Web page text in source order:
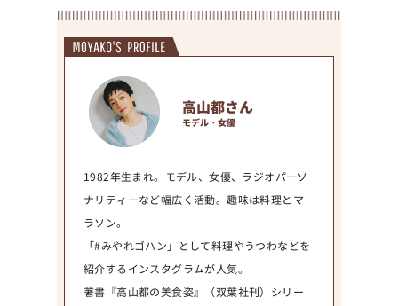
高山都さん
モデル・女優
1982年生まれ。モデル、女優、ラジオパーソ
ナリティーなど幅広く活動。趣味は料理とマ
ラソン。
「#みやれゴハン」として料理やうつわなどを
紹介するインスタグラムが人気。
著書『高山都の美食姿』（双葉社刊）シリー